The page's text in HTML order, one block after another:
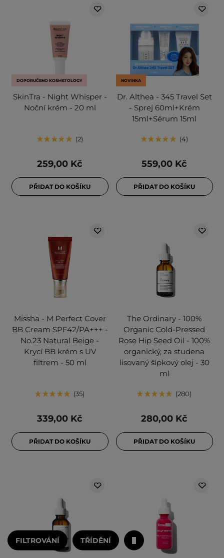
DOPORUČENO KOSMETOLOGY
SkinTra - Night Whisper -
Noční krém - 20 ml
2
259,00 Kč
PŘIDAT DO KOŠÍKU
NOVINKA
Dr. Althea - 345 Travel Set
- Sprej 60ml+Krém
15ml+Sérum 15ml
4
559,00 Kč
PŘIDAT DO KOŠÍKU
Missha - M Perfect Cover
BB Cream SPF42/PA+++ -
No.23 Natural Beige -
Krycí BB krém s UV
filtrem - 50 ml
35
339,00 Kč
PŘIDAT DO KOŠÍKU
The Ordinary - 100%
Organic Cold-Pressed
Rose Hip Seed Oil - 100%
organický, za studena
lisovaný šípkový olej - 30
ml
280
280,00 Kč
PŘIDAT DO KOŠÍKU
FILTROVÁNÍ TŘÍDĚNÍ